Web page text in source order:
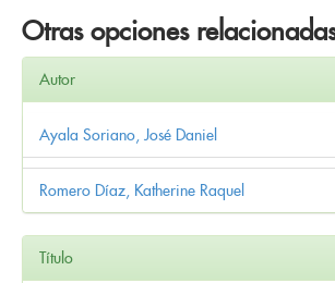
Otras opciones
Autor
Ayala Soriano, José Daniel
Romero Díaz, Katherine Raquel
Título